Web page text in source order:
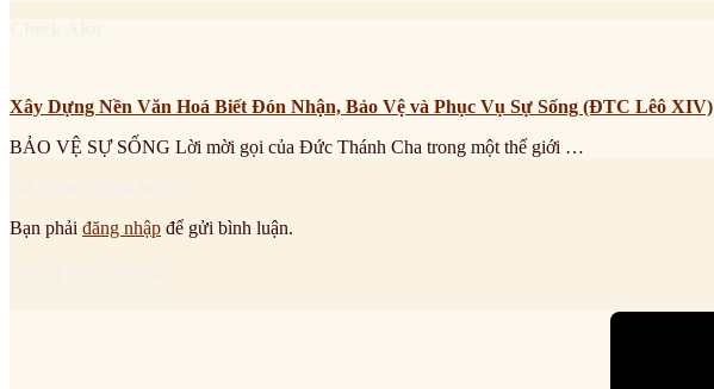
Xây Dựng Nền Văn Hoá Biết Đón Nhận, Bảo Vệ và Phục Vụ Sự Sống (ĐTC Lêô XIV)
BẢO VỆ SỰ SỐNG Lời mời gọi của Đức Thánh Cha trong một thế giới …
Bạn phải đăng nhập để gửi bình luận.